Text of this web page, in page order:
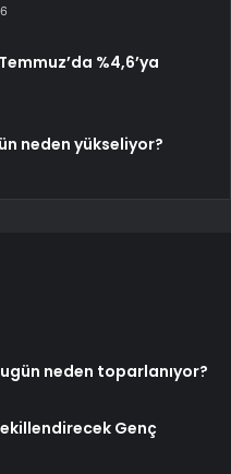
%4,6’ya
neden yükseliyor?
neden toparlanıyor?
Genç